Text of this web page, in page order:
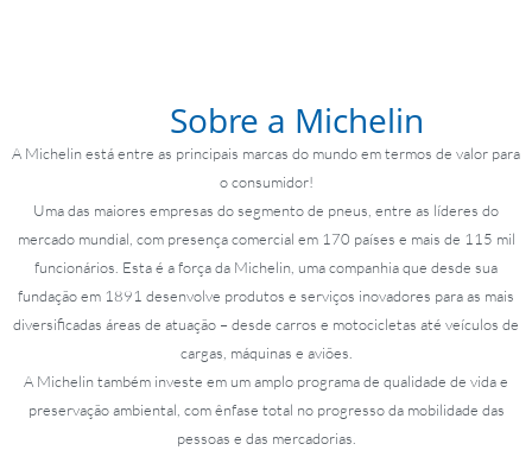
Sobre a Michelin
A Michelin está entre as principais marcas do mundo em termos de valor para
o consumidor!
Uma das maiores empresas do segmento de pneus, entre as líderes do
mercado mundial, com presença comercial em 170 países e mais de 115 mil
funcionários. Esta é a força da Michelin, uma companhia que desde sua
fundação em 1891 desenvolve produtos e serviços inovadores para as mais
diversificadas áreas de atuação – desde carros e motocicletas até veículos de
cargas, máquinas e aviões.
A Michelin também investe em um amplo programa de qualidade de vida e
preservação ambiental, com ênfase total no progresso da mobilidade das
pessoas e das mercadorias.